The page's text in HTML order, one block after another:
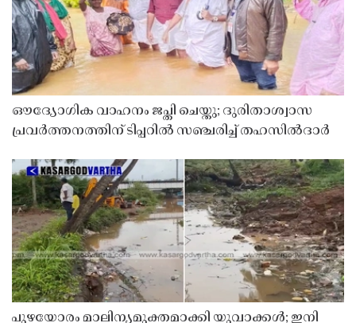
ഔദ്യോഗിക വാഹനം ജപ്തി ചെയ്തു; ദുരിതാശ്വാസ
പ്രവർത്തനത്തിന് ടിപ്പറിൽ സഞ്ചരിച്ച് തഹസിൽദാർ
പുഴയോരം മാലിന്യമുക്തമാക്കി യുവാക്കൾ; ഇനി